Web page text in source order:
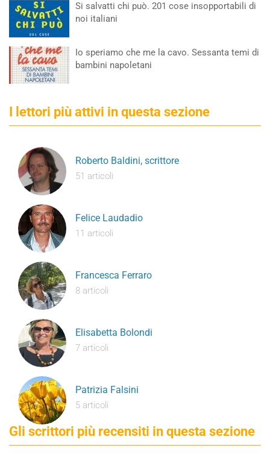
Si salvatti chi può. 201 cose insopportabili di
noi italiani
Io speriamo che me la cavo. Sessanta temi di
bambini napoletani
I lettori più attivi in questa sezione
Roberto Baldini, scrittore
51 articoli
Felice Laudadio
11 articoli
Francesca Ferraro
8 articoli
Elisabetta Bolondi
7 articoli
Patrizia Falsini
5 articoli
Gli scrittori più recensiti in questa sezione